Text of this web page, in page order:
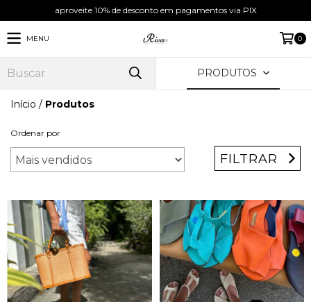
aproveite 10% de desconto em pagamentos via PIX
MENU 0
PRODUTOS
Início / Produtos
Ordenar por
FILTRAR